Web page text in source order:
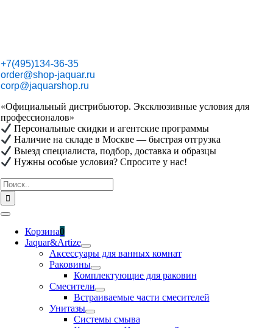
+7(495)134-36-35
order@shop-jaquar.ru
corp@jaquarshop.ru
«Официальный дистрибьютор. Эксклюзивные условия для
профессионалов»
Персональные скидки и агентские программы
Наличие на складе в Москве — быстрая отгрузка
Выезд специалиста, подбор, доставка и образцы
Нужны особые условия? Спросите у нас!
Результат
поиска:
Toggle
NavigationКорзина0
Jaquar&Artize
Аксессуары для ванных комнат
Раковины
Комплектующие для раковин
Смесители
Встраиваемые части смесителей
Унитазы
Системы смыва